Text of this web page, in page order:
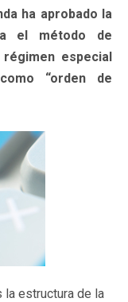
ha aprobado la
el método de
especial
“orden de
la estructura de la